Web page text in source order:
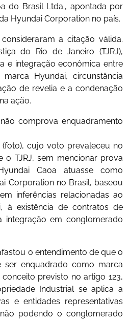
do Brasil Ltda., apontada por
Hyundai Corporation no país.
a citação válida.
do Rio de Janeiro (TJRJ),
e integração econômica entre
Hyundai, circunstância
de revelia e a condenação
ação.
comprova enquadramento
(foto), cujo voto prevaleceu no
o TJRJ, sem mencionar prova
Caoa atuasse como
Corporation no Brasil, baseou
inferências relacionadas ao
à existência de contratos de
integração em conglomerado
o entendimento de que o
ser enquadrado como marca
previsto no artigo 123,
Industrial se aplica a
e entidades representativas
podendo o conglomerado